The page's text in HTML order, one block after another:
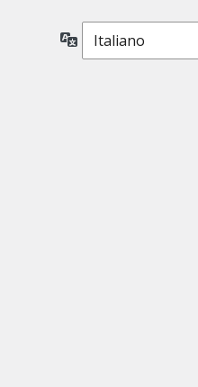
Lingua